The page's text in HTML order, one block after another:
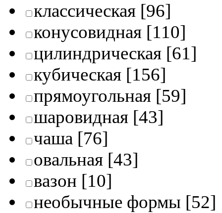
классическая [96]
конусовидная [110]
цилиндрическая [61]
кубическая [156]
прямоугольная [59]
шаровидная [43]
чаша [76]
овальная [43]
вазон [10]
необычные формы [52]